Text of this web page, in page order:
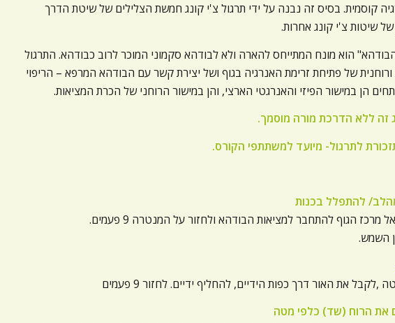
קוסמית. בסיס זה נבנה על ידי תרגול צ'י קונג חמשת הצלילים של שיטת הדרך
שיטות צ'י קונג אחרות.
הוא מונח המתייחס להארה ולא לבודהא סקמוני המוכר לרוב כבודהא. התרגול
של פתיחת זרימת האנרגיה בגוף ושל יצירת קשר עם הבודהא המרפא – הריפוי
הן במישור הפיזי והאנרגטי הארצי, והן במישור הרוחני של הכרת המציאות.
זה ללא הדרכת מורה מוסמך.
לתרגול- מיועד למשתתפי הקורס.
מרכז הגוף להתחבר למציאות הבודהא ולחזור על המנטרה 9 פעמים.
השמש.
את האור דרך כפות הידיים, להחליף ידיים. לחזור 9 פעמים